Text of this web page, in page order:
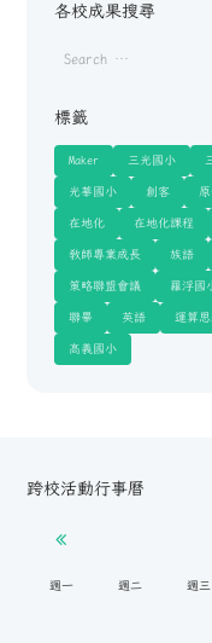
各校成果搜尋
標籤
Maker 三光國小
光華國小 創客
在地化 在地化課程
教師專業成長 族語
策略聯盟會議 羅浮國
聯畢 英語 運算
高義國小
跨校活動行事曆
週一 週二 週三